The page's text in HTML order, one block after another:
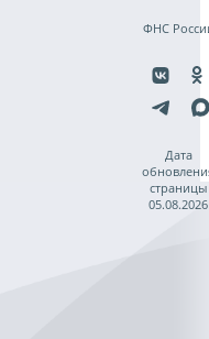
ФНС
Дата
страницы
05.08.2026